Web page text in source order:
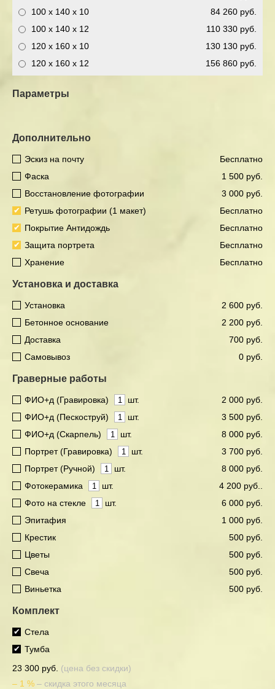
23 300 руб. (цена без скидки)
– 1 % – скидка этого месяца
Комплект
Стела
Тумба
Граверные работы
2 000 руб.
ФИО+д (Гравировка)
шт.
3 500 руб.
ФИО+д (Пескоструй)
шт.
8 000 руб.
ФИО+д (Скарпель)
шт.
3 700 руб.
Портрет (Гравировка)
шт.
8 000 руб.
Портрет (Ручной)
шт.
4 200 руб..
Фотокерамика
шт.
6 000 руб.
Фото на стекле
шт.
1 000 руб.
Эпитафия
500 руб.
Крестик
500 руб.
Цветы
500 руб.
Свеча
500 руб.
Виньетка
Установка и доставка
2 600 руб.
Установка
2 200 руб.
Бетонное основание
700 руб.
Доставка
0 руб.
Самовывоз
Дополнительно
Бесплатно
Эскиз на почту
1 500 руб.
Фаска
3 000 руб.
Восстановление фотографии
Бесплатно
Ретушь фотографии (1 макет)
Бесплатно
Покрытие Антидождь
Бесплатно
Защита портрета
Бесплатно
Хранение
84 260 руб.
100 x 140 x 10
110 330 руб.
100 x 140 x 12
130 130 руб.
120 x 160 x 10
156 860 руб.
120 x 160 x 12
Параметры